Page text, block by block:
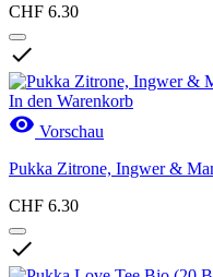
Tee
Tee
Tee Zubehör
Teetassen 1
Früchtetee 1
CHF 6.30

In den Warenkorb
 Vorschau
Pukka Zitrone, Ingwer &
CHF 6.30
